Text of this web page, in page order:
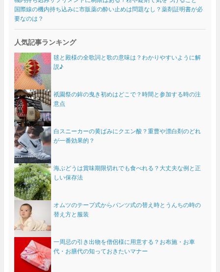
国際線の機内持ち込みに市販薬の酔い止めは問題なし？薬剤証明書が必
要なのは？
人気記事ランキング
毬と殿様の全歌詞と歌の意味は？わかりやすいように解
説♪
祇園祭の鉾の曳き初めはどこで？時間と参加する時の注
意点
白スニーカーの黄ばみにクエン酸？重曹や漂白剤のどれ
が一番効果的？
海ぶどうは賞味期限切れでも食べれる？大丈夫な例と正
しい保存法
オムツのテープ式からパンツ式の替え時とうんちの時の
替え方と服装
一周忌の引き出物を僧侶様に用意する？お布施・お車
代・お膳代の知っておきたいマナー